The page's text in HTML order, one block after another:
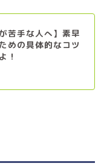
苦手な人へ】素早
めの具体的なコツ
！